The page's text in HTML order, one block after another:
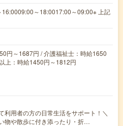
16:0009:00～18:0017:00～09:00※ 上記
円～1687円 / 介護福祉士：時給1650
上：時給1450円～1812円
利用者の方の日常生活をサポート！＼
や散歩に付き添ったり・折…